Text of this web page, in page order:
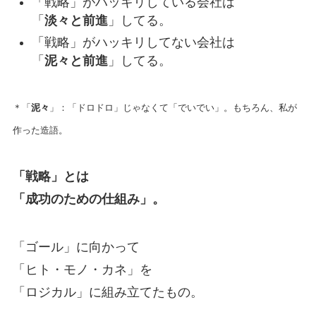
「 淡々と前進」してる。
「戦略」がハッキリしてない会社は
「 泥々と前進 」してる。
＊「泥々 」：「ドロドロ」じゃなくて「でいでい」。もちろん、私が
作った造語。
「戦略」とは
「成功のための仕組み」。
「ゴール」に向かって
「ヒト・モノ・カネ」を
「ロジカル」に組み立てたもの。